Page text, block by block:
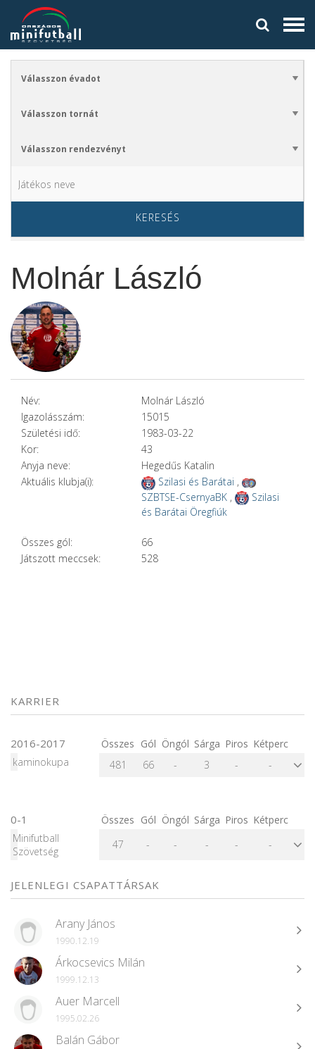
KERESÉS
Molnár László
Név:
Molnár László
Igazolásszám:
15015
Születési idő:
1983-03-22
Kor:
43
Anyja neve:
Hegedűs Katalin
Aktuális klubja(i):
Szilasi és Barátai ,
SZBTSE-CsernyaBK,
Szilasi
és Barátai Öregfiúk
Összes gól:
66
Játszott meccsek:
528
KARRIER
2016-2017 Összes Gól Öngól Sárga Piros Kétperc
kaminokupa
481 66 - 3 - -
0-1 Összes Gól Öngól Sárga Piros Kétperc
Minifutball
Szövetség
47 - - - - -
JELENLEGI CSAPATTÁRSAK
Arany János
1990.12.19
Árkocsevics Milán
1999.12.13
Auer Marcell
1995.02.26
Balán Gábor